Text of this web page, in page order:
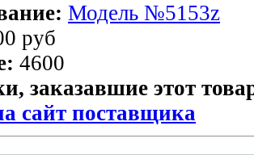
Модель №5153z
руб
4600
заказавшие этот
сайт поставщика